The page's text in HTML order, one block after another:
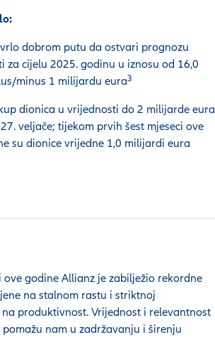
dobrom putu da ostvari prognozu
za cijelu 2025. godinu u iznosu od 16,0
minus 1 milijardu eura3
dionica u vrijednosti do 2 milijarde eura
veljače; tijekom prvih šest mjeseci ove
su dionice vrijedne 1,0 milijardi eura
ove godine Allianz je zabilježio rekordne
na stalnom rastu i striktnoj
produktivnost. Vrijednost i relevantnost
nam u zadržavanju i širenju